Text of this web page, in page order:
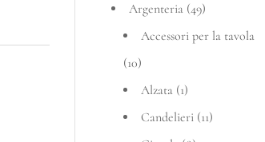
Argenteria (49)
Accessori per la tavola
(10)
Alzata (1)
Candelieri (11)